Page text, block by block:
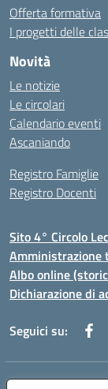
Offerta formativa
I progetti delle
Novità
Le notizie
Le circolari
Calendario eventi
Ascaniando
Registro Famiglie
Registro Docenti
Sito 4° Circolo
Amministrazione
Albo online
Dichiarazione di
Seguici su:
Indirizzo: